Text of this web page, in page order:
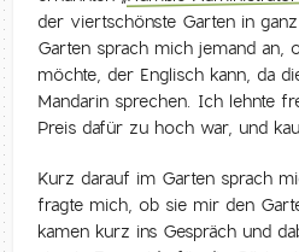
der viertschönste Garten in
Garten sprach mich jemand an,
möchte, der Englisch kann, da
Mandarin sprechen. Ich lehnte
Preis dafür zu hoch war, und
Kurz darauf im Garten sprach
fragte mich, ob sie mir den
kamen kurz ins Gespräch und